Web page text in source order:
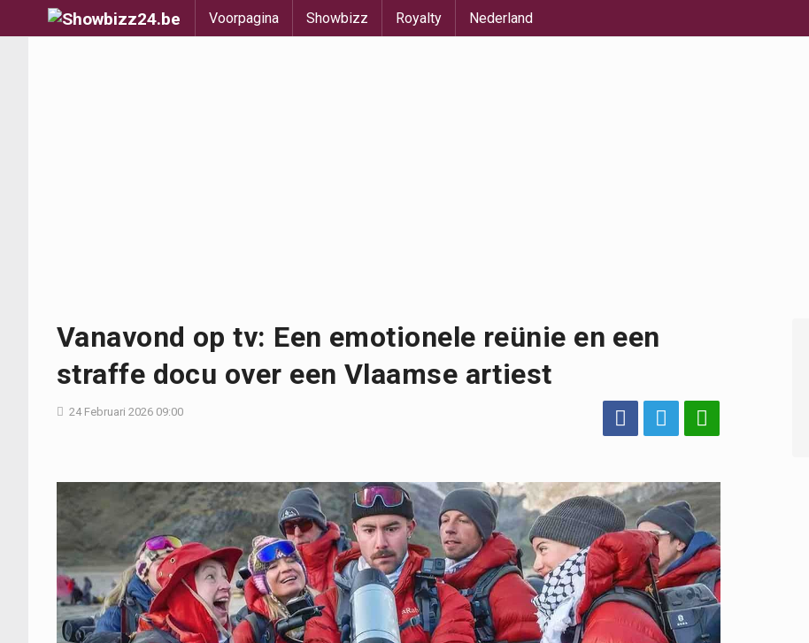
Voorpagina Showbizz Royalty Nederland
Vanavond op tv: Een emotionele reünie en een
straffe docu over een Vlaamse artiest
24 Februari 2026 09:00